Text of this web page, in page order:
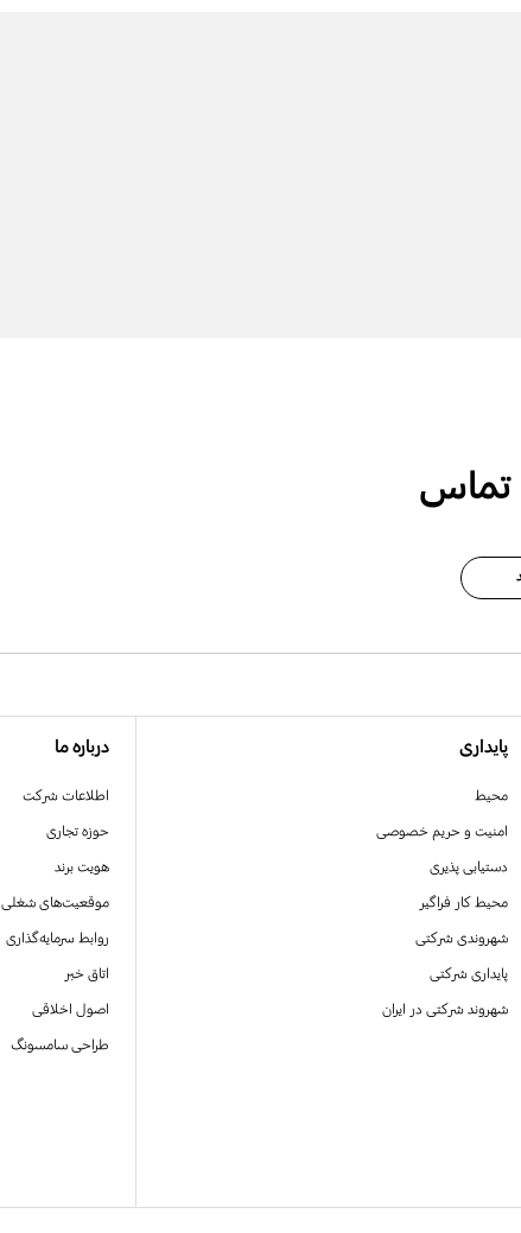
تماس
پایداری
محیط
امنیت و حریم خصوصی
دستیابی پذیری
محیط کار فراگیر
شهروندی شرکتی
پایداری شرکتی
شهروند شرکتی در ایران
درباره ما
اطلاعات شرکت
حوزه تجاری
هویت برند
موقعیت‌های شغلی
روابط سرمایه‌گذاری
اتاق خبر
اصول اخلاقی
طراحی سامسونگ